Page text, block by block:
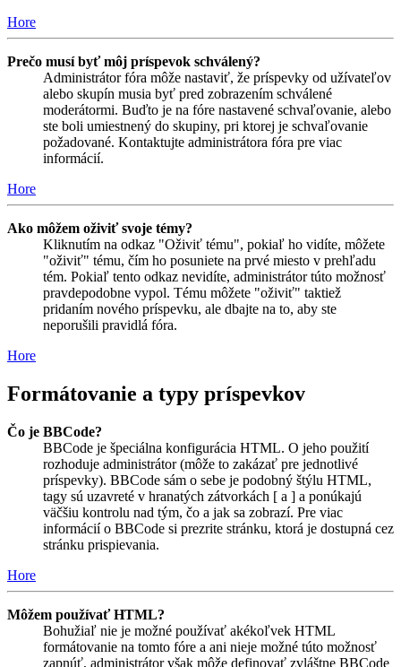
Hore
Prečo musí byť môj príspevok schválený?
Administrátor fóra môže nastaviť, že príspevky od užívateľov
alebo skupín musia byť pred zobrazením schválené
moderátormi. Buďto je na fóre nastavené schvaľovanie, alebo
ste boli umiestnený do skupiny, pri ktorej je schvaľovanie
požadované. Kontaktujte administrátora fóra pre viac
informácií.
Hore
Ako môžem oživiť svoje témy?
Kliknutím na odkaz "Oživiť tému", pokiaľ ho vidíte, môžete
"oživiť" tému, čím ho posuniete na prvé miesto v prehľadu
tém. Pokiaľ tento odkaz nevidíte, administrátor túto možnosť
pravdepodobne vypol. Tému môžete "oživiť" taktiež
pridaním nového príspevku, ale dbajte na to, aby ste
neporušili pravidlá fóra.
Hore
Formátovanie a typy príspevkov
Čo je BBCode?
BBCode je špeciálna konfigurácia HTML. O jeho použití
rozhoduje administrátor (môže to zakázať pre jednotlivé
príspevky). BBCode sám o sebe je podobný štýlu HTML,
tagy sú uzavreté v hranatých zátvorkách [ a ] a ponúkajú
väčšiu kontrolu nad tým, čo a jak sa zobrazí. Pre viac
informácií o BBCode si prezrite stránku, ktorá je dostupná cez
stránku prispievania.
Hore
Môžem používať HTML?
Bohužiaľ nie je možné používať akékoľvek HTML
formátovanie na tomto fóre a ani nieje možné túto možnosť
zapnúť, administrátor však môže definovať zvláštne BBCode